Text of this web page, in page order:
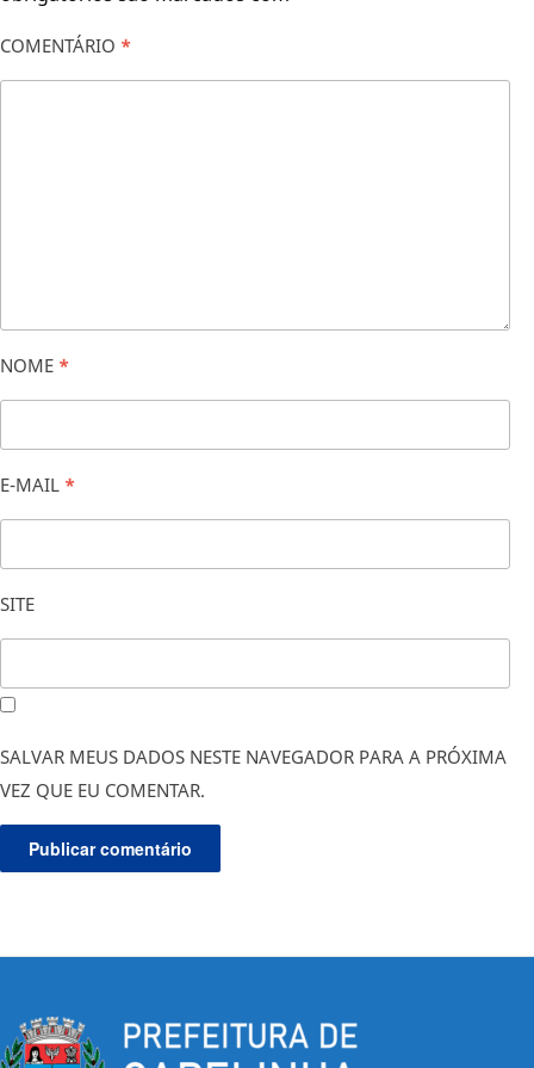
COMENTÁRIO *
NOME *
E-MAIL *
SITE
SALVAR MEUS DADOS NESTE NAVEGADOR PARA A PRÓXIMA
VEZ QUE EU COMENTAR.